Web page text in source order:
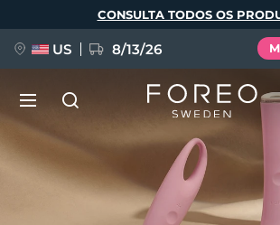
principal
CONSULTA TODOS OS
US 8/13/26
NOVIDADE
BREAKING NEWS
Idioma